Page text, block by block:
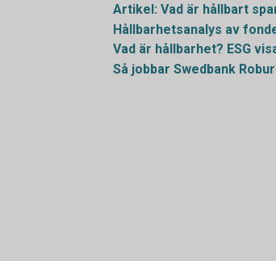
Artikel: Vad är hållbart
Hållbarhetsanalys av
Vad är hållbarhet? ESG
Så jobbar Swedbank